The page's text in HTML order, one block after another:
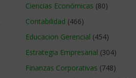
Ciencias Económicas (80)
Contabilidad (466)
Educacion Gerencial (454)
Estrategia Empresarial (304)
Finanzas Corporativas (748)